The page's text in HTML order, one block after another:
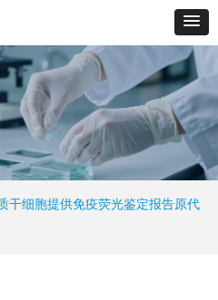
干细胞提供免疫荧光鉴定报告原代